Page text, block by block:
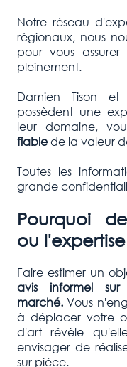
Notre réseau
régionaux, nous
pour vous
pleinement.
Damien Tison et
possèdent une
leur domaine,
fiablede la valeur
Toutes les
grande
Pourquoi
ou
Faire estimer un
avis informel
marché. Vous
à déplacer votre
d'art révèle
envisager de
sur pièce.